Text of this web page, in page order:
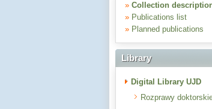
» Collection
» Publications list
» Planned publications
Library
Digital Library UJD
Rozprawy